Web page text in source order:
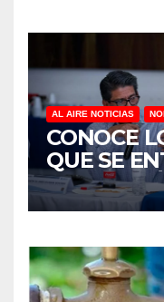
AL AIRE NOTICIAS
CONOCE
QUE SE
JUAN